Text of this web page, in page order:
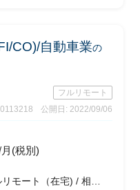
びベンダーとの調整
CO)/自動車業の
フルリモート
公開日: 2022/09/06
(税別)
モート（在宅) / 相模